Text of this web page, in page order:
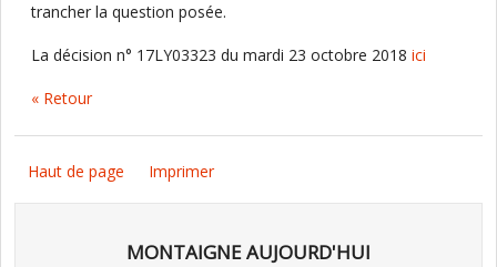
trancher la question posée.
La décision n° 17LY03323 du mardi 23 octobre 2018 ici
« Retour
Haut de page Imprimer
MONTAIGNE AUJOURD'HUI